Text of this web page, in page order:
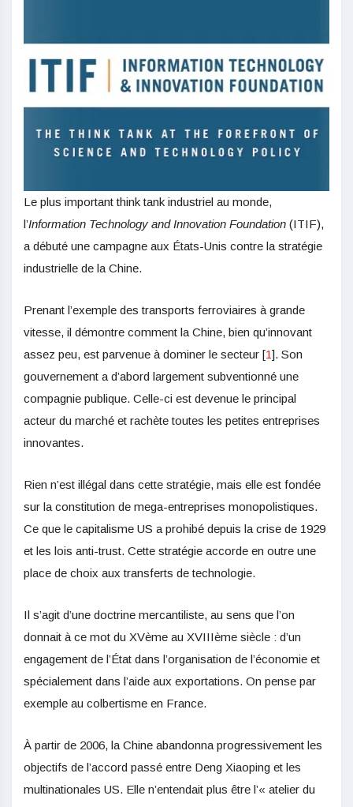
Le plus important think tank industriel au monde,
l’Information Technology and Innovation Foundation (ITIF),
a débuté une campagne aux États-Unis contre la stratégie
industrielle de la Chine.
Prenant l’exemple des transports ferroviaires à grande
vitesse, il démontre comment la Chine, bien qu’innovant
assez peu, est parvenue à dominer le secteur [1]. Son
gouvernement a d’abord largement subventionné une
compagnie publique. Celle-ci est devenue le principal
acteur du marché et rachète toutes les petites entreprises
innovantes.
Rien n’est illégal dans cette stratégie, mais elle est fondée
sur la constitution de mega-entreprises monopolistiques.
Ce que le capitalisme US a prohibé depuis la crise de 1929
et les lois anti-trust. Cette stratégie accorde en outre une
place de choix aux transferts de technologie.
Il s’agit d’une doctrine mercantiliste, au sens que l’on
donnait à ce mot du XVème au XVIIIème siècle : d’un
engagement de l’État dans l’organisation de l’économie et
spécialement dans l’aide aux exportations. On pense par
exemple au colbertisme en France.
À partir de 2006, la Chine abandonna progressivement les
objectifs de l’accord passé entre Deng Xiaoping et les
multinationales US. Elle n’entendait plus être l’« atelier du